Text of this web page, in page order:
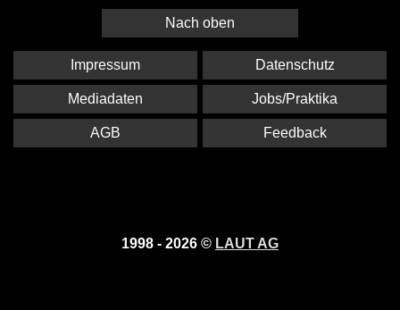
Nach oben
1998 - 2026 © LAUT AG
Impressum Datenschutz
Mediadaten Jobs/Praktika
AGB Feedback